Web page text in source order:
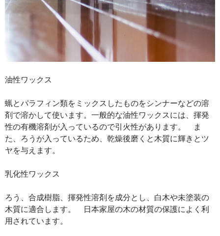
油性ワックス
蝋とパラフィン類をミックスしたものをシンナーなどの溶
剤で溶かして使います。一般的な油性ワックスには、揮発
性の有機溶剤が入っているので引火性があります。 ま
た、ろうが入っているため、乾燥後磨くと木質に輝きとツ
ヤを与えます。
乳化性ワックス
ろう、合成樹脂、揮発性溶剤を成分とし、白木や未塗装の
木質に適合します。 日本家屋の木の材質の保護によく利
用されています。